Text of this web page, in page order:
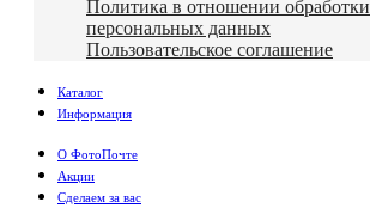
Политика в отношении обработки
персональных данных
Пользовательское соглашение
Каталог
Информация
О ФотоПочте
Акции
Сделаем за вас